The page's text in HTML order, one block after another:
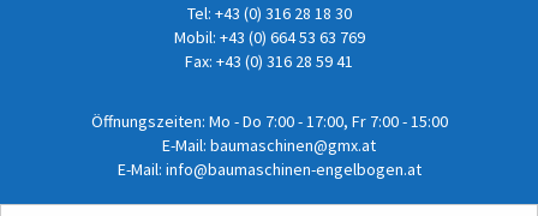
Tel: +43 (0) 316 28 18 30
Mobil: +43 (0) 664 53 63 769
Fax: +43 (0) 316 28 59 41
Öffnungszeiten: Mo - Do 7:00 - 17:00, Fr 7:00 - 15:00
E-Mail: baumaschinen@gmx.at
E-Mail: info@baumaschinen-engelbogen.at